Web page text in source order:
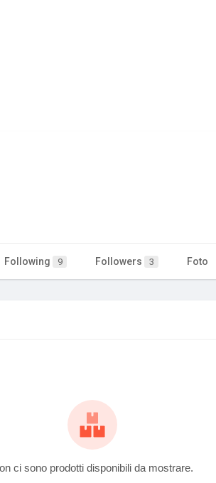
Following 9 Followers 3 Foto
ci sono prodotti disponibili da mostrare.